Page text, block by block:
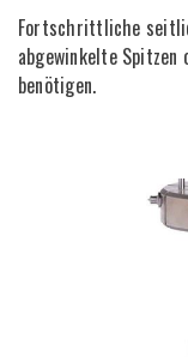
Fortschrittliche
abgewinkelte
benötigen.